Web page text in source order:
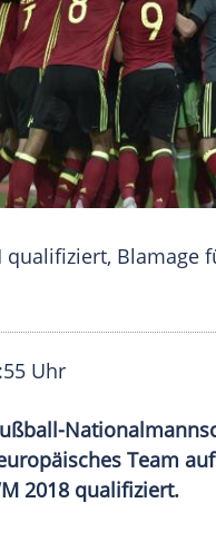
qualifiziert, Blamage
Uhr
Team
2018 qualifiziert.